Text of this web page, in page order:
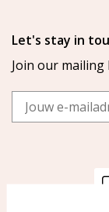
Let's stay in
Join our mailing
Email